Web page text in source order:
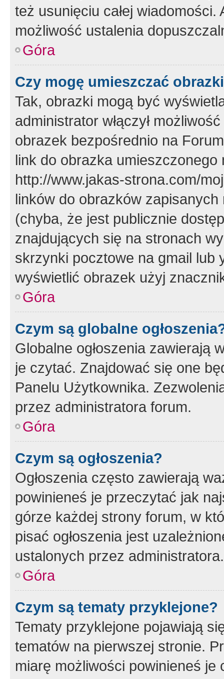
też usunięciu całej
możliwość ustalenia
Góra
Czy mogę umieszczać
Tak, obrazki mogą być
administrator włączył
obrazek bezpośrednio na
link do obrazka
http://www.jakas-strona.com/
linków do obrazków
(chyba, że jest publicznie
znajdujących się na stronach
skrzynki pocztowe na gmail lub
wyświetlić obrazek użyj
Góra
Czym są globalne
Globalne ogłoszenia zawierają
je czytać. Znajdować się one
Panelu Użytkownika.
przez administratora forum.
Góra
Czym są ogłoszenia?
Ogłoszenia często zawierają
powinieneś je przeczytać jak
górze każdej strony forum, w
pisać ogłoszenia jest
ustalonych przez administratora.
Góra
Czym są tematy przyklejone?
Tematy przyklejone pojawiają
tematów na pierwszej stronie.
miarę możliwości powinieneś je